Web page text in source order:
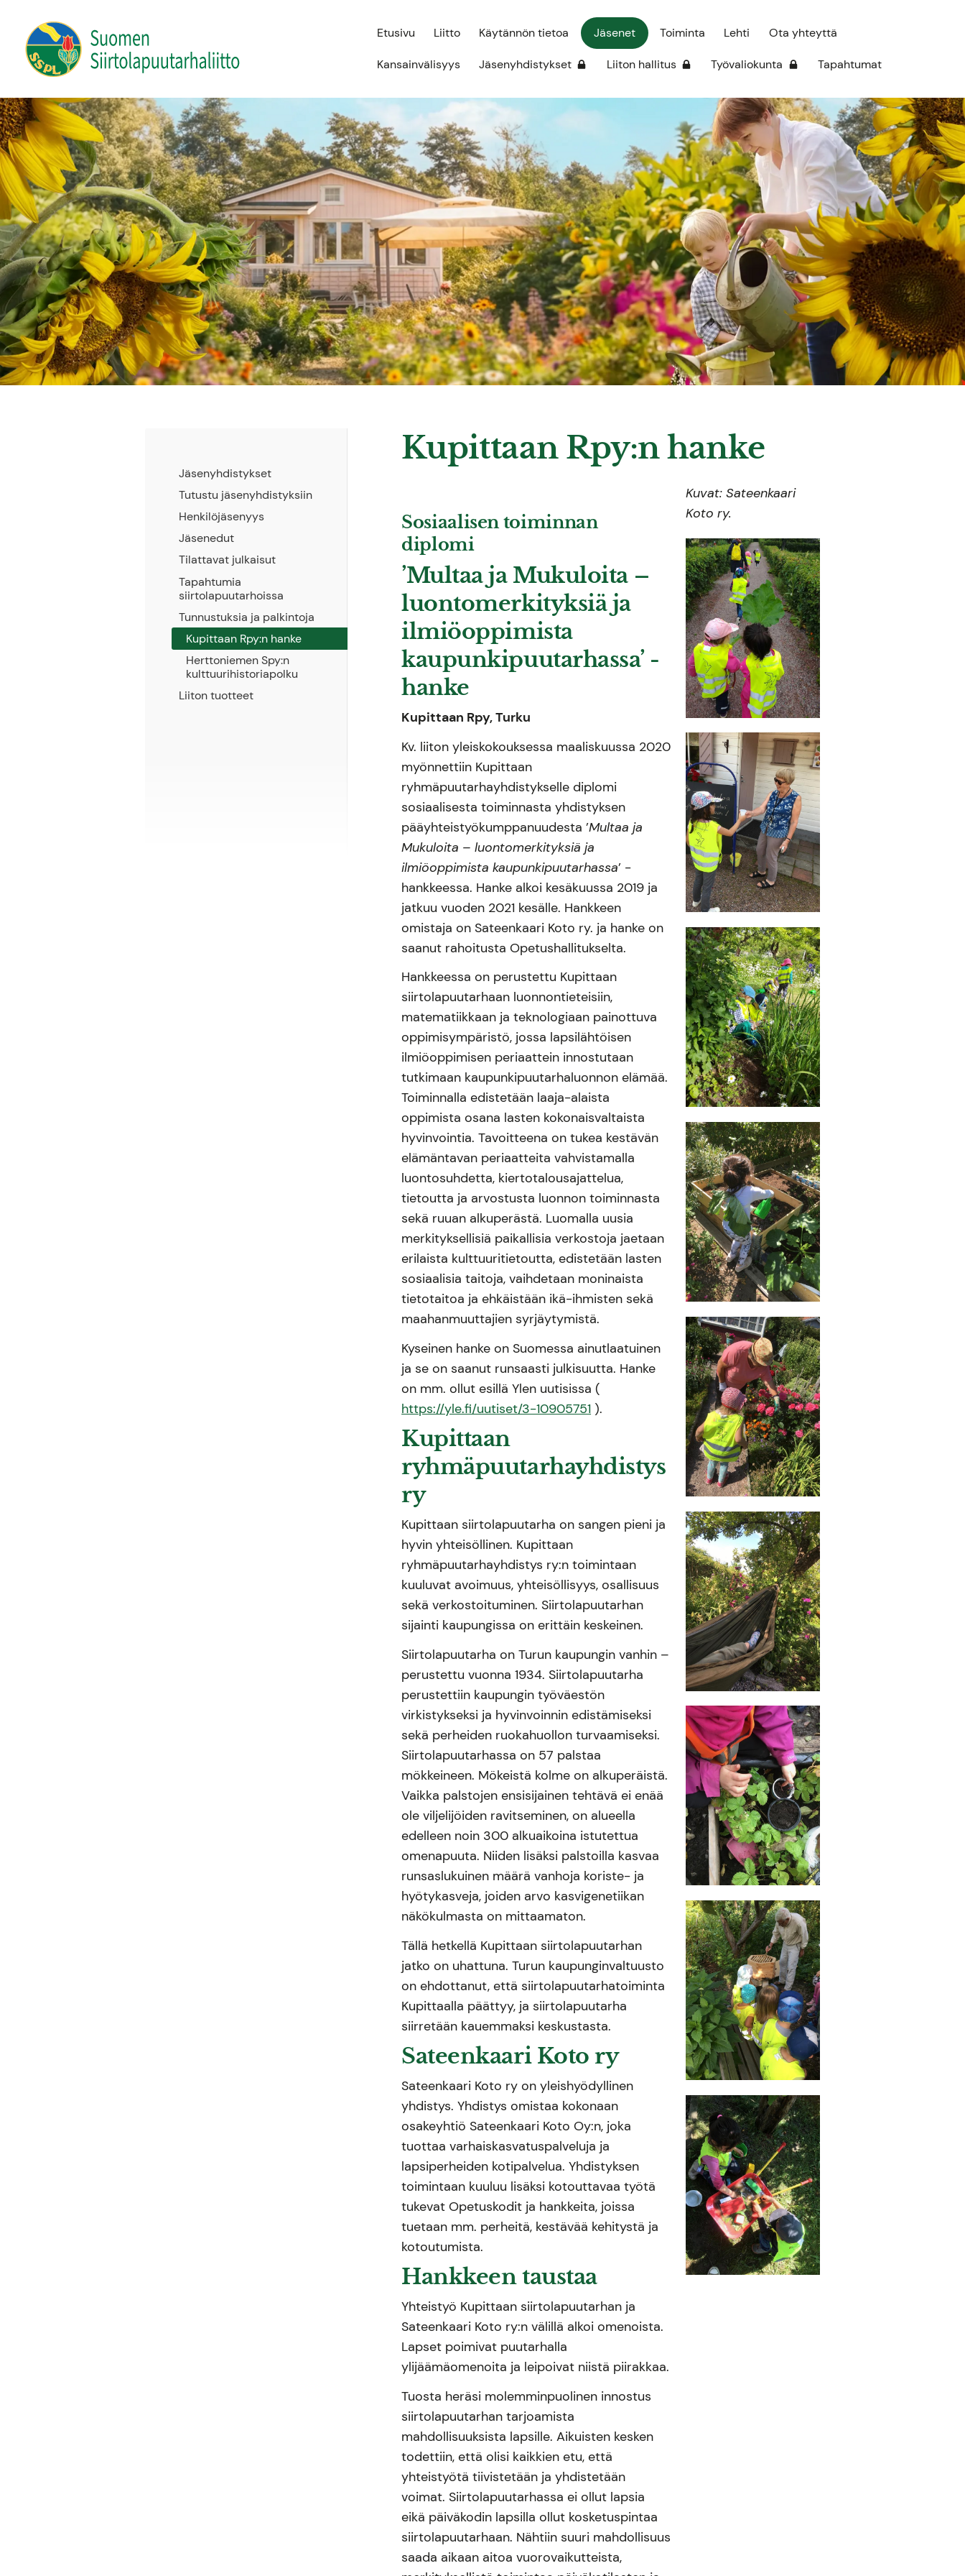
sivun
sisältöön
Suomen Siirtolapuutarhaliitto ry
Etusivu Liitto Käytännön tietoa Jäsenet Toiminta Lehti Ota yhteyttä
Kansainvälisyys Jäsenyhdistykset Liiton hallitus Työvaliokunta Tapahtumat
Jäsenyhdistykset
Tutustu jäsenyhdistyksiin
Henkilöjäsenyys
Jäsenedut
Tilattavat julkaisut
Tapahtumia
siirtolapuutarhoissa
Tunnustuksia ja palkintoja
Kupittaan Rpy:n hanke
Herttoniemen Spy:n
kulttuurihistoriapolku
Liiton tuotteet
Kupittaan Rpy:n hanke
Sosiaalisen toiminnan
diplomi
’Multaa ja Mukuloita –
luontomerkityksiä ja
ilmiöoppimista
kaupunkipuutarhassa’ -
hanke
Kupittaan Rpy, Turku
Kv. liiton yleiskokouksessa maaliskuussa 2020
myönnettiin Kupittaan
ryhmäpuutarhayhdistykselle diplomi
sosiaalisesta toiminnasta yhdistyksen
pääyhteistyökumppanuudesta ’Multaa ja
Mukuloita – luontomerkityksiä ja
ilmiöoppimista kaupunkipuutarhassa’ -
hankkeessa. Hanke alkoi kesäkuussa 2019 ja
jatkuu vuoden 2021 kesälle. Hankkeen
omistaja on Sateenkaari Koto ry. ja hanke on
saanut rahoitusta Opetushallitukselta.
Hankkeessa on perustettu Kupittaan
siirtolapuutarhaan luonnontieteisiin,
matematiikkaan ja teknologiaan painottuva
oppimisympäristö, jossa lapsilähtöisen
ilmiöoppimisen periaattein innostutaan
tutkimaan kaupunkipuutarhaluonnon elämää.
Toiminnalla edistetään laaja-alaista
oppimista osana lasten kokonaisvaltaista
hyvinvointia. Tavoitteena on tukea kestävän
elämäntavan periaatteita vahvistamalla
luontosuhdetta, kiertotalousajattelua,
tietoutta ja arvostusta luonnon toiminnasta
sekä ruuan alkuperästä. Luomalla uusia
merkityksellisiä paikallisia verkostoja jaetaan
erilaista kulttuuritietoutta, edistetään lasten
sosiaalisia taitoja, vaihdetaan moninaista
tietotaitoa ja ehkäistään ikä-ihmisten sekä
maahanmuuttajien syrjäytymistä.
Kyseinen hanke on Suomessa ainutlaatuinen
ja se on saanut runsaasti julkisuutta. Hanke
on mm. ollut esillä Ylen uutisissa (
https://yle.fi/uutiset/3-10905751 ).
Kupittaan
ryhmäpuutarhayhdistys
ry
Kupittaan siirtolapuutarha on sangen pieni ja
hyvin yhteisöllinen. Kupittaan
ryhmäpuutarhayhdistys ry:n toimintaan
kuuluvat avoimuus, yhteisöllisyys, osallisuus
sekä verkostoituminen. Siirtolapuutarhan
sijainti kaupungissa on erittäin keskeinen.
Siirtolapuutarha on Turun kaupungin vanhin –
perustettu vuonna 1934. Siirtolapuutarha
perustettiin kaupungin työväestön
virkistykseksi ja hyvinvoinnin edistämiseksi
sekä perheiden ruokahuollon turvaamiseksi.
Siirtolapuutarhassa on 57 palstaa
mökkeineen. Mökeistä kolme on alkuperäistä.
Vaikka palstojen ensisijainen tehtävä ei enää
ole viljelijöiden ravitseminen, on alueella
edelleen noin 300 alkuaikoina istutettua
omenapuuta. Niiden lisäksi palstoilla kasvaa
runsaslukuinen määrä vanhoja koriste- ja
hyötykasveja, joiden arvo kasvigenetiikan
näkökulmasta on mittaamaton.
Tällä hetkellä Kupittaan siirtolapuutarhan
jatko on uhattuna. Turun kaupunginvaltuusto
on ehdottanut, että siirtolapuutarhatoiminta
Kupittaalla päättyy, ja siirtolapuutarha
siirretään kauemmaksi keskustasta.
Sateenkaari Koto ry
Sateenkaari Koto ry on yleishyödyllinen
yhdistys. Yhdistys omistaa kokonaan
osakeyhtiö Sateenkaari Koto Oy:n, joka
tuottaa varhaiskasvatuspalveluja ja
lapsiperheiden kotipalvelua. Yhdistyksen
toimintaan kuuluu lisäksi kotouttavaa työtä
tukevat Opetuskodit ja hankkeita, joissa
tuetaan mm. perheitä, kestävää kehitystä ja
kotoutumista.
Hankkeen taustaa
Yhteistyö Kupittaan siirtolapuutarhan ja
Sateenkaari Koto ry:n välillä alkoi omenoista.
Lapset poimivat puutarhalla
ylijäämäomenoita ja leipoivat niistä piirakkaa.
Tuosta heräsi molemminpuolinen innostus
siirtolapuutarhan tarjoamista
mahdollisuuksista lapsille. Aikuisten kesken
todettiin, että olisi kaikkien etu, että
yhteistyötä tiivistetään ja yhdistetään
voimat. Siirtolapuutarhassa ei ollut lapsia
eikä päiväkodin lapsilla ollut kosketuspintaa
siirtolapuutarhaan. Nähtiin suuri mahdollisuus
saada aikaan aitoa vuorovaikutteista,
Kuvat: Sateenkaari
Koto ry.